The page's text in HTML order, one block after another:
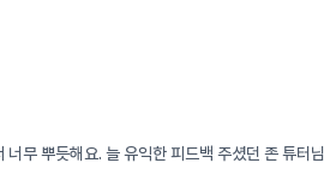
무 뿌듯해요. 늘 유익한 피드백 주셨던 존 튜터님